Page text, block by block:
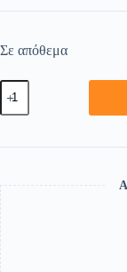
Σε απόθεμα